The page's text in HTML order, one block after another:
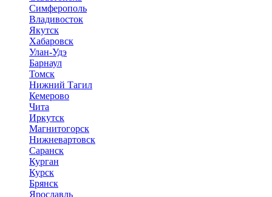
Симферополь
Владивосток
Якутск
Хабаровск
Улан-Удэ
Барнаул
Томск
Нижний Тагил
Кемерово
Чита
Иркутск
Магнитогорск
Нижневартовск
Саранск
Курган
Курск
Брянск
Ярославль